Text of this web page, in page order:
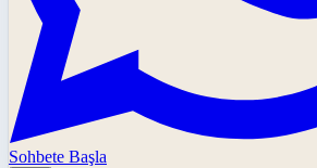
Sohbete Başla